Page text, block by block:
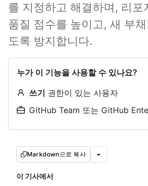
를 지정하고 해결하며, 리포
품질 점수를 높이고, 새 부
도록 방지합니다.
누가 이 기능을 사용할 수 있나요?
쓰기 권한이 있는 사용자
GitHub Team 또는 GitHub
Markdown으로 복사
이 기사에서